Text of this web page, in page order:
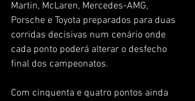
Martin, McLaren, Mercedes-AMG,
Porsche e Toyota preparados para duas
corridas decisivas num cenário onde
cada ponto poderá alterar o desfecho
final dos campeonatos.
Com cinquenta e quatro pontos ainda